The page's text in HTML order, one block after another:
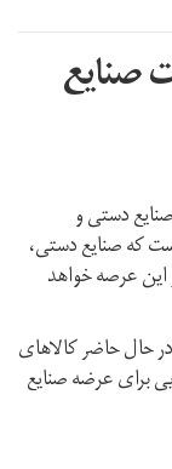
صنایع
دستی و
که صنایع دستی،
عرصه خواهد
حال حاضر کالاهای
برای عرضه صنایع